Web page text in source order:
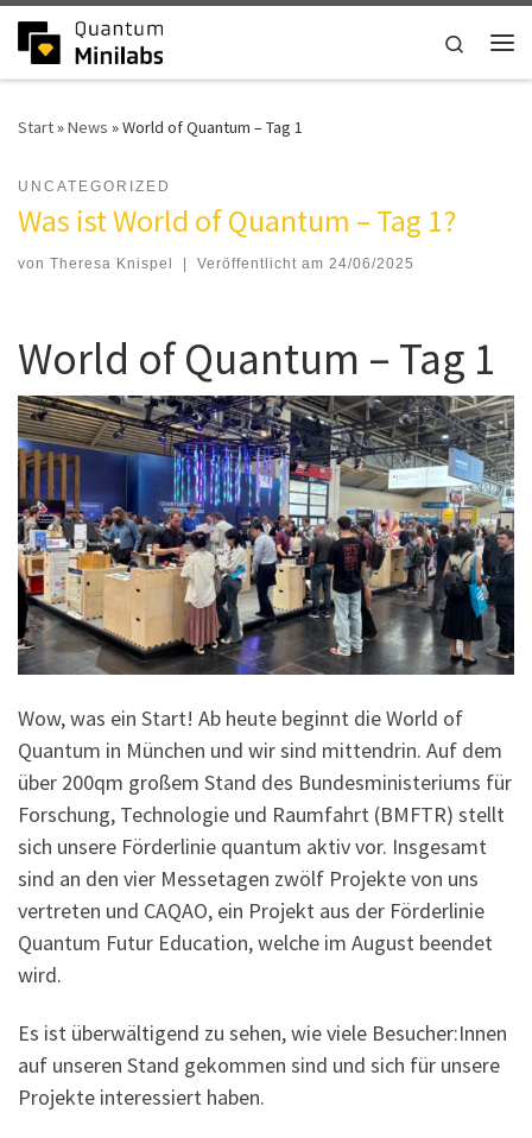
Zum Inhalt springen
Search
Start»News »World of Quantum – Tag 1
UNCATEGORIZED
World of Quantum – Tag 1
von Theresa Knispel Veröffentlicht am 24/06/2025
World of Quantum – Tag 1
Wow, was ein Start! Ab heute beginnt die World of
Quantum in München und wir sind mittendrin. Auf dem
über 200qm großem Stand des Bundesministeriums für
Forschung, Technologie und Raumfahrt (BMFTR) stellt
sich unsere Förderlinie quantum aktiv vor. Insgesamt
sind an den vier Messetagen zwölf Projekte von uns
vertreten und CAQAO, ein Projekt aus der Förderlinie
Quantum Futur Education, welche im August beendet
wird.
Es ist überwältigend zu sehen, wie viele Besucher:Innen
auf unseren Stand gekommen sind und sich für unsere
Projekte interessiert haben.